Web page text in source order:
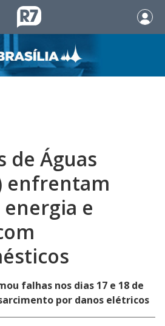
de Águas
enfrentam
e
falhas nos dias 17 e 18 de
por danos elétricos